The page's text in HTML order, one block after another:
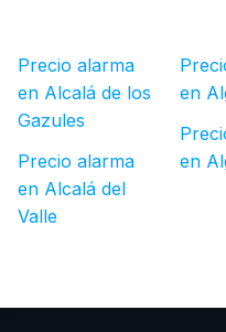
Precio alarma
en Alcalá de los
Gazules
Precio alarma
en Alcalá del
Valle
en
en